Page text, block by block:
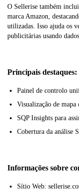
O Sellerise também
marca Amazon,
utilizadas. Isso ajuda os
publicitárias usando
Principais destaques:
Painel de controlo
Visualização de mapa
SQP Insights para
Cobertura da análise
Informações sobre
Sítio Web: